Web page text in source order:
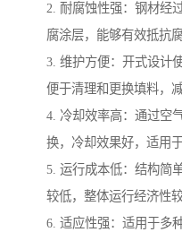
2. 耐腐蚀性强：钢材经
腐涂层，能够有效抵抗
3. 维护方便：开式设计
便于清理和更换填料，
4. 冷却效率高：通过空
换，冷却效果好，适用
5. 运行成本低：结构简
较低，整体运行经济性较
6. 适应性强：适用于多